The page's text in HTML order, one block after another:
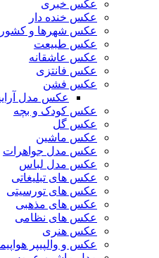
عکس خبری
عکس خنده دار
عکس شهرها و
عکس طبیعت
عکس عاشقانه
عکس فانتزی
عکس فشن
عکس مدل
عکس کودک و بچه
عکس گل
عکس ماشین
عکس مدل جواهرات
عکس مدل لباس
عکس های تبلیغاتی
عکس های تورسیتی
عکس های مذهبی
عکس های نظامی
عکس هنری
عکس و والپیپر